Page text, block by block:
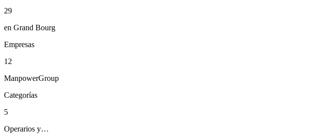
29
en Grand Bourg
Empresas
12
ManpowerGroup
Categorías
5
Operarios y…